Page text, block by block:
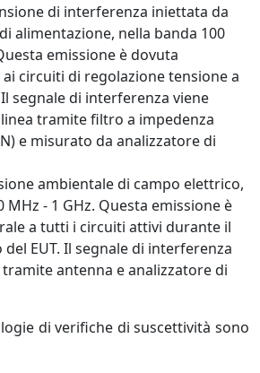
di interferenza iniettata da
alimentazione, nella banda 100
emissione è dovuta
circuiti di regolazione tensione a
segnale di interferenza viene
tramite filtro a impedenza
e misurato da analizzatore di
ambientale di campo elettrico,
MHz - 1 GHz. Questa emissione è
a tutti i circuiti attivi durante il
EUT. Il segnale di interferenza
antenna e analizzatore di
di verifiche di suscettività sono